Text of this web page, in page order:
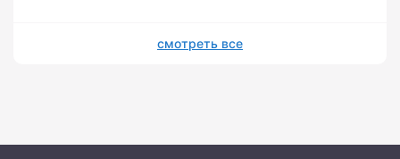
смотреть все